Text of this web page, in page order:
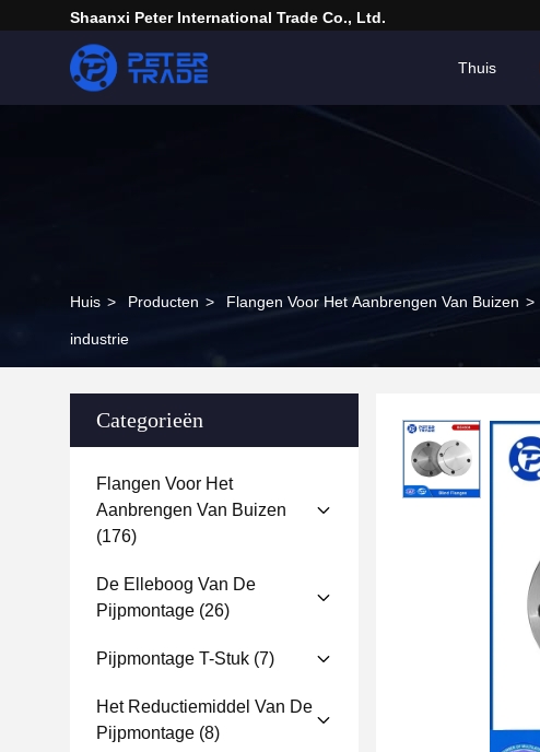
Shaanxi Peter International Trade Co., Ltd.
Thuis
Huis > Producten > Flangen Voor Het Aanbrengen Van Buizen >
industrie
Categorieën
Flangen Voor Het
Aanbrengen Van Buizen
(176)
De Elleboog Van De
Pijpmontage (26)
Pijpmontage T-Stuk (7)
Het Reductiemiddel Van De
Pijpmontage (8)